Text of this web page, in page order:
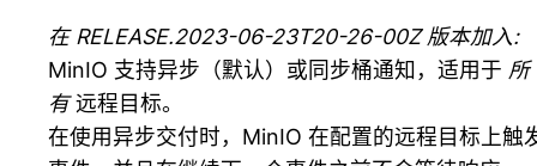
在 RELEASE.2023-06-23T20-26-00Z 版本加入:
MinIO 支持异步（默认）或同步桶通知，适用于 所
有远程目标。
在使用异步交付时，MinIO 在配置的远程目标上触